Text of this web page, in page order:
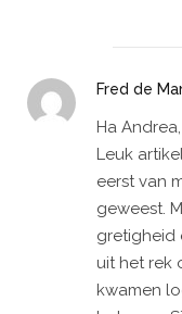
Fred de
Ha Andrea,
Leuk
eerst van
geweest.
gretigheid
uit het rek
kwamen